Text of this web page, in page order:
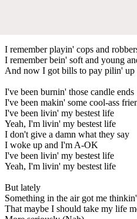
I remember playin' cops and
I remember bein' soft and young
And now I got bills to pay pilin' up
I've been burnin' those candle ends
I've been makin' some cool-ass
I've been livin' my bestest life
Yeah, I'm livin' my bestest life
I don't give a damn what they say
I woke up and I'm A-OK
I've been livin' my bestest life
Yeah, I'm livin' my bestest life
But lately
Something in the air got me thinkin'
That maybe I should take my life